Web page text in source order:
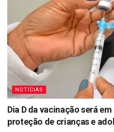
NOTÍCIAS
Dia D da vacinação será
proteção de crianças e